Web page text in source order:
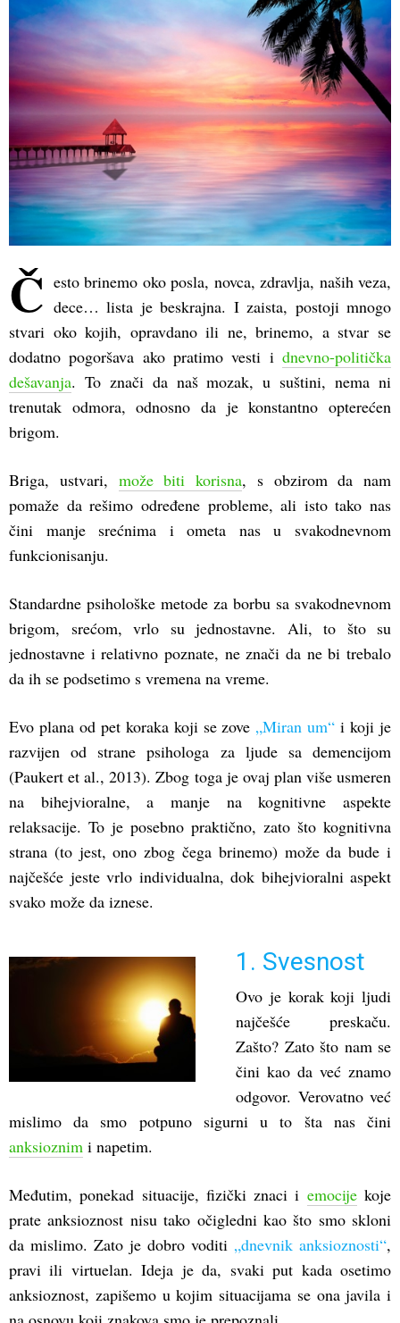
Č esto brinemo oko posla, novca, zdravlja, naših veza,
dece… lista je beskrajna. I zaista, postoji mnogo
stvari oko kojih, opravdano ili ne, brinemo, a stvar se
dodatno pogoršava ako pratimo vesti i dnevno-politička
dešavanja. To znači da naš mozak, u suštini, nema ni
trenutak odmora, odnosno da je konstantno opterećen
brigom.
Briga, ustvari, može biti korisna, s obzirom da nam
pomaže da rešimo određene probleme, ali isto tako nas
čini manje srećnima i ometa nas u svakodnevnom
funkcionisanju.
Standardne psihološke metode za borbu sa svakodnevnom
brigom, srećom, vrlo su jednostavne. Ali, to što su
jednostavne i relativno poznate, ne znači da ne bi trebalo
da ih se podsetimo s vremena na vreme.
Evo plana od pet koraka koji se zove „Miran um“ i koji je
razvijen od strane psihologa za ljude sa demencijom
(Paukert et al., 2013). Zbog toga je ovaj plan više usmeren
na bihejvioralne, a manje na kognitivne aspekte
relaksacije. To je posebno praktično, zato što kognitivna
strana (to jest, ono zbog čega brinemo) može da bude i
najčešće jeste vrlo individualna, dok bihejvioralni aspekt
svako može da iznese.
1. Svesnost
Ovo je korak koji ljudi
najčešće preskaču.
Zašto? Zato što nam se
čini kao da već znamo
odgovor. Verovatno već
mislimo da smo potpuno sigurni u to šta nas čini
anksioznim i napetim.
Međutim, ponekad situacije, fizički znaci i emocijekoje
prate anksioznost nisu tako očigledni kao što smo skloni
da mislimo. Zato je dobro voditi „dnevnik anksioznosti“,
pravi ili virtuelan. Ideja je da, svaki put kada osetimo
anksioznost, zapišemo u kojim situacijama se ona javila i